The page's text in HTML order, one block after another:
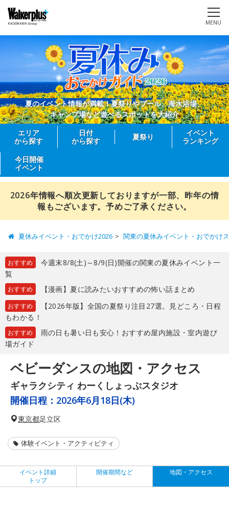
MENU
夏のイベント情報が満載！夏祭りやプール、海水浴場、
キャンプ場など遊べるスポットを大紹介
エリア
から探す
日付
から探す
夏祭り
イベント
ランキング
今日開催
イベント
2026年情報へ順次更新しておりますが一部、昨年の情
報もございます。予めご了承ください。
夏休みイベント・おでかけ2026 関東の夏休みイベント・おでかけ
おすすめ
今週末8/8(土)～8/9(日)開催の関東の夏休みイベント一
覧
おすすめ 【漫画】夏に読みたいおすすめの怖い話まとめ
おすすめ
【2026年版】全国の夏祭り注目27選。見どころ・日程
もわかる！
おすすめ
雨の日も暑い日も安心！おすすめ屋内施設・室内遊び
場ガイド
ベビーダンスの地図・アクセス
ギャラクシティ わーくしょっぷスタジオ
開催日程： 2026年6月18日(木)
東京都足立区
体験イベント・アクティビティ
イベント詳細
トップ
開催期間など 地図・アクセス